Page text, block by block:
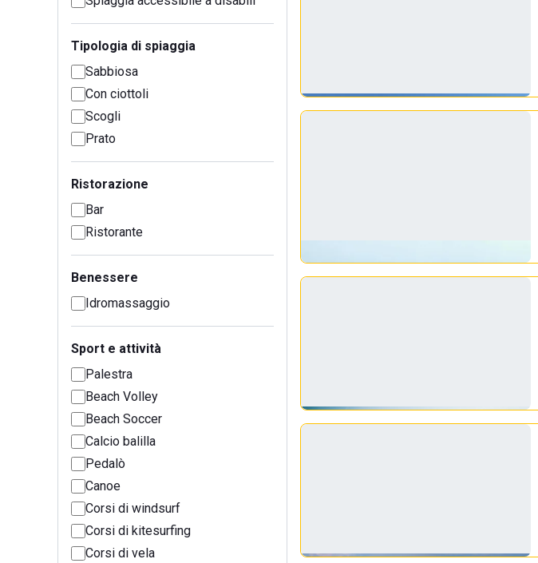
Tipologia di spiaggia
Sabbiosa
Con ciottoli
Scogli
Prato
Ristorazione
Bar
Ristorante
Benessere
Idromassaggio
Sport e attività
Palestra
Beach Volley
Beach Soccer
Calcio balilla
Pedalò
Canoe
Corsi di windsurf
Corsi di kitesurfing
Corsi di vela